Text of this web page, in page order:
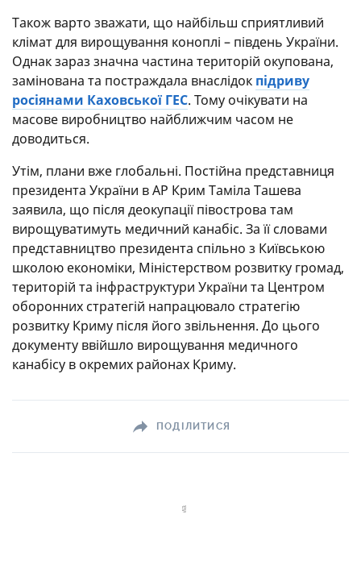
Також варто зважати, що найбільш сприятливий
клімат для вирощування коноплі – південь України.
Однак зараз значна частина територій окупована,
замінована та постраждала внаслідок підриву
росіянами Каховської ГЕС. Тому очікувати на
масове виробництво найближчим часом не
доводиться.
Утім, плани вже глобальні. Постійна представниця
президента України в АР Крим Таміла Ташева
заявила, що після деокупації півострова там
вирощуватимуть медичний канабіс. За її словами
представництво президента спільно з Київською
школою економіки, Міністерством розвитку громад,
територій та інфраструктури України та Центром
оборонних стратегій напрацювало стратегію
розвитку Криму після його звільнення. До цього
документу ввійшло вирощування медичного
канабісу в окремих районах Криму.
ПОДІЛИТИСЯ